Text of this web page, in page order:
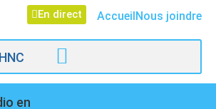
En direct AccueilNous joindre